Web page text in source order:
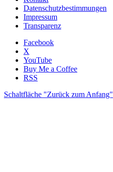
Datenschutzbestimmungen
Impressum
Transparenz
Facebook
X
YouTube
Buy Me a Coffee
RSS
Schaltfläche "Zurück zum Anfang"